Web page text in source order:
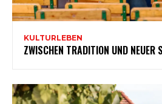
KULTURLEBEN
ZWISCHEN TRADITION UND NEUER